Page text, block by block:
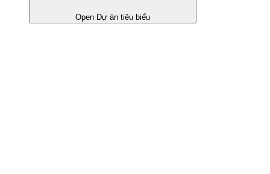
Open Dự án tiêu biểu